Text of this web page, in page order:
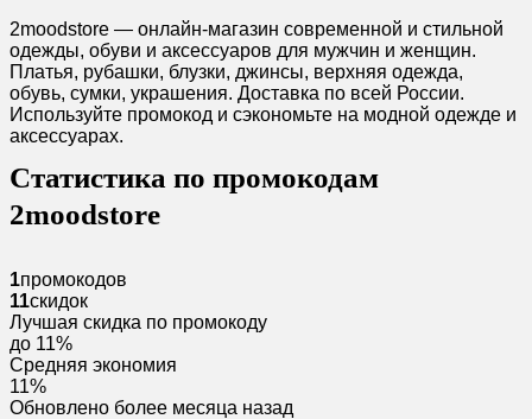
2moodstore — онлайн-магазин современной и стильной
одежды, обуви и аксессуаров для мужчин и женщин.
Платья, рубашки, блузки, джинсы, верхняя одежда,
обувь, сумки, украшения. Доставка по всей России.
Используйте промокод и сэкономьте на модной одежде и
аксессуарах.
Статистика по промокодам
2moodstore
1промокодов
11скидок
Лучшая скидка по промокоду
до 11%
Средняя экономия
11%
Обновлено более месяца назад